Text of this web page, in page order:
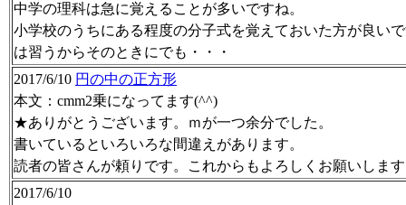
中学の理科は急に覚えることが多いですね。
小学校のうちにある程度の分子式を覚えておいた方が良い
は習うからそのときにでも・・・
2017/6/10 円の中の正方形
本文：cmm2乗になってます(^^)
★ありがとうございます。ｍが一つ余分でした。
書いているといろいろな間違えがあります。
読者の皆さんが頼りです。これからもよろしくお願いしま
2017/6/10